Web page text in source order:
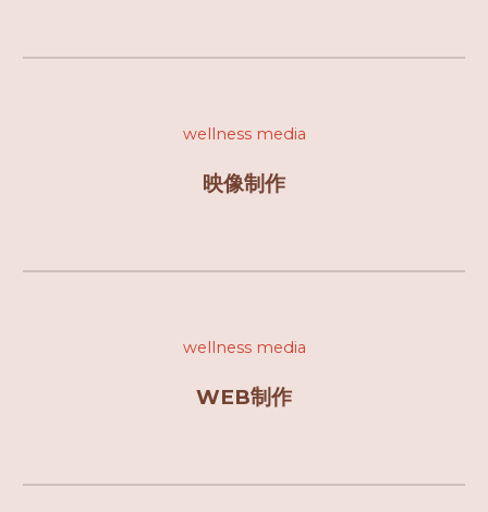
wellness media
映像制作
wellness media
WEB制作